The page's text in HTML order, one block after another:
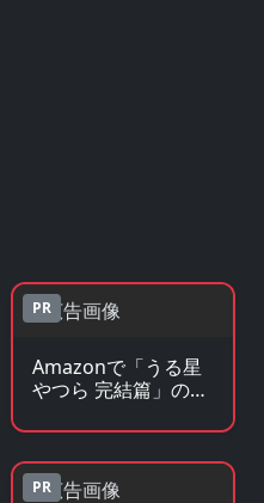
PR
Amazonで「うる星
やつら 完結篇」の原
PR